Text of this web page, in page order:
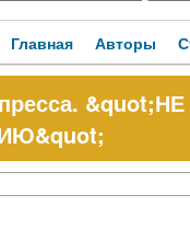
Главная Авторы